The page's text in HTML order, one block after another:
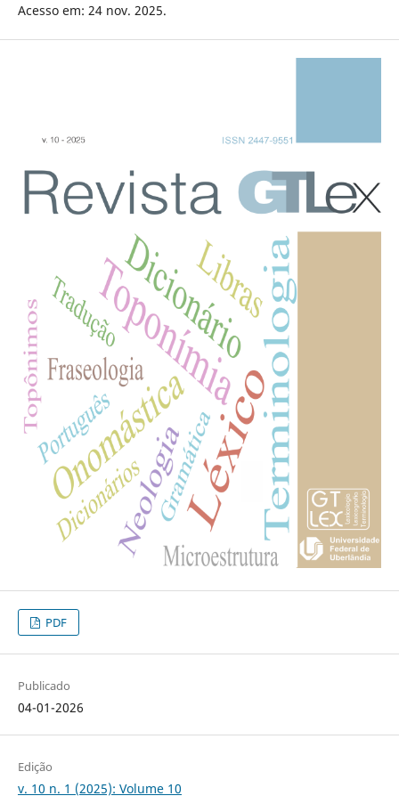
Acesso em: 24 nov. 2025.
PDF
Publicado
04-01-2026
Edição
v. 10 n. 1 (2025): Volume 10